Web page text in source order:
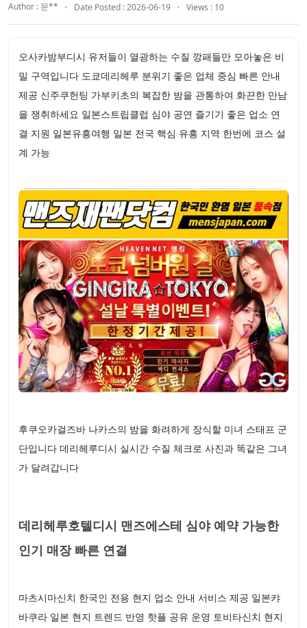
Author : 문** Date Posted : 2026-06-19 Views : 10
오사카밤부디시 유저들이 열광하는 수질 깡패들만 모아놓은 비
밀 구역입니다 도쿄데리헤루 분위기 좋은 업체 중심 빠른 안내
제공 신주쿠헌팅 가부키초의 복잡한 밤을 관통하여 화끈한 만남
을 쟁취하세요 일본스트립클럽 심야 공연 즐기기 좋은 업소 연
결 지원 일본유흥여행 일본 전국 핵심 유흥 지역 한번에 코스 설
계 가능
후쿠오카걸즈바 나카스의 밤을 화려하게 장식할 미녀 스태프 군
단입니다 데리헤루디시 실시간 수질 체크로 사진과 똑같은 그녀
가 달려갑니다
데리헤루호텔디시 맨즈에스테 심야 예약 가능한
인기 매장 빠른 연결
마츠시마신치 한국인 전용 현지 업소 안내 서비스 제공 일본캬
바쿠라 일본 현지 트렌드 반영 핫플 공유 운영 토비타신치 현지